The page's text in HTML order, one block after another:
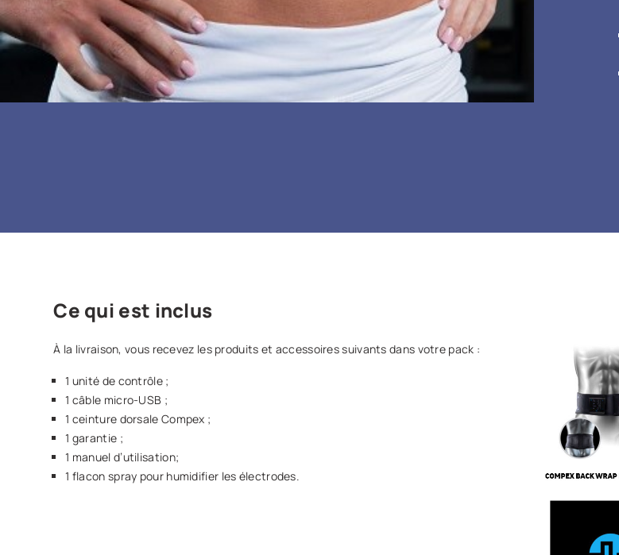
Ce qui est inclus
À la livraison, vous recevez les produits et accessoires suivants dans votre pack :
1 unité de contrôle ;
1 câble micro-USB ;
1 ceinture dorsale Compex ;
1 garantie ;
1 manuel d’utilisation;
1 flacon spray pour humidifier les électrodes.